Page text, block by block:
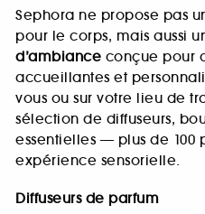
Sephora ne propose pas
pour le corps, mais aussi
d’ambiance conçue pour
accueillantes et
vous ou sur votre lieu de
sélection de diffuseurs,
essentielles — plus de 100
expérience sensorielle.
Diffuseurs de parfum